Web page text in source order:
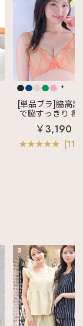
+
[単品ブラ]脇高設
で脇すっきり 痩
見えブラ
カシ
クールレース脇
ブラ(R) 単品ブラ
ャー
￥3,190
3